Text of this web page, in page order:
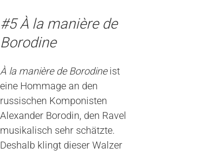
#5 À la manière de
Borodine
À la manière de Borodineist
eine Hommage an den
russischen Komponisten
Alexander Borodin, den Ravel
musikalisch sehr schätzte.
Deshalb klingt dieser Walzer